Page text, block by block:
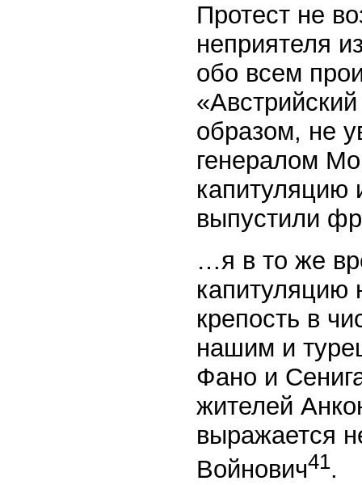
Протест не
неприятеля
обо всем
образом, не
генералом
капитуляцию
выпустили
…я в то же
капитуляцию
крепость в
нашим и
Фано и
жителей
выражается
Войнович41.